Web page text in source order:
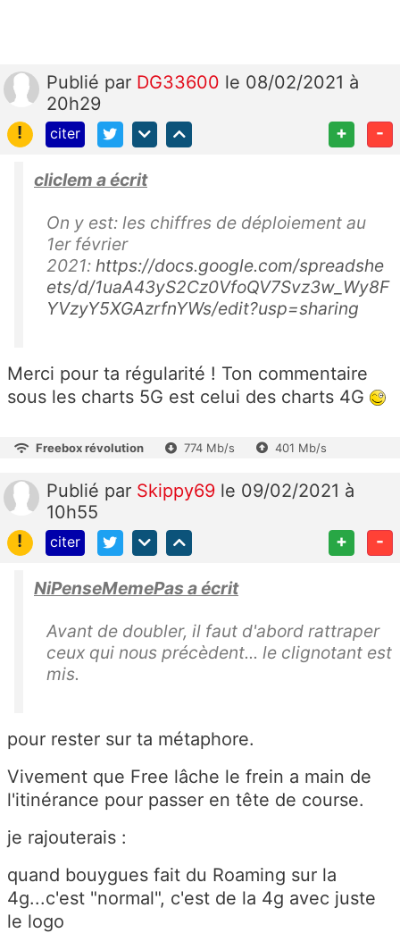
Publié par DG33600 le 08/02/2021 à
20h29
!
citer + -
cliclem a écrit
On y est: les chiffres de déploiement au
1er février
2021: https://docs.google.com/spreadshe
ets/d/1uaA43yS2Cz0VfoQV7Svz3w_Wy8F
YVzyY5XGAzrfnYWs/edit?usp=sharing
Merci pour ta régularité ! Ton commentaire
sous les charts 5G est celui des charts 4G
Freebox révolution 774 Mb/s 401 Mb/s
Publié par Skippy69 le 09/02/2021 à
10h55
!
citer + -
NiPenseMemePas a écrit
Avant de doubler, il faut d'abord rattraper
ceux qui nous précèdent... le clignotant est
mis.
pour rester sur ta métaphore.
Vivement que Free lâche le frein a main de
l'itinérance pour passer en tête de course.
je rajouterais :
quand bouygues fait du Roaming sur la
4g...c'est "normal", c'est de la 4g avec juste
le logo